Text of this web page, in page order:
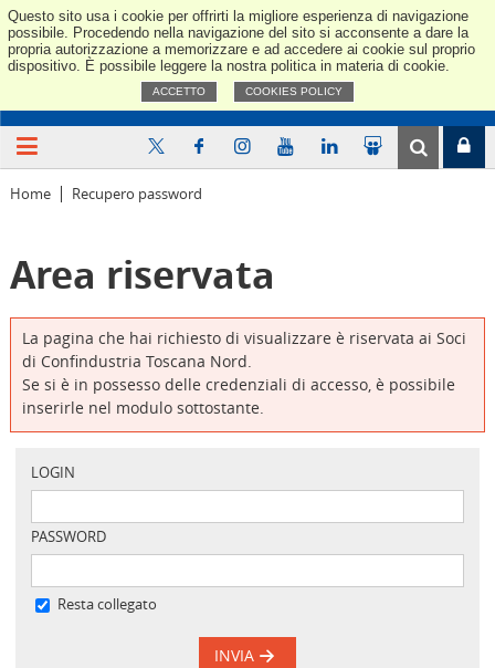
Questo sito usa i cookie per offrirti la migliore esperienza di navigazione
possibile. Procedendo nella navigazione del sito si acconsente a dare la
propria autorizzazione a memorizzare e ad accedere ai cookie sul proprio
dispositivo. È possibile leggere la nostra politica in materia di cookie.
ACCETTO COOKIES POLICY
Home Recupero password
Area riservata
La pagina che hai richiesto di visualizzare è riservata ai Soci
di Confindustria Toscana Nord.
Se si è in possesso delle credenziali di accesso, è possibile
inserirle nel modulo sottostante.
LOGIN
PASSWORD
Resta collegato
INVIA